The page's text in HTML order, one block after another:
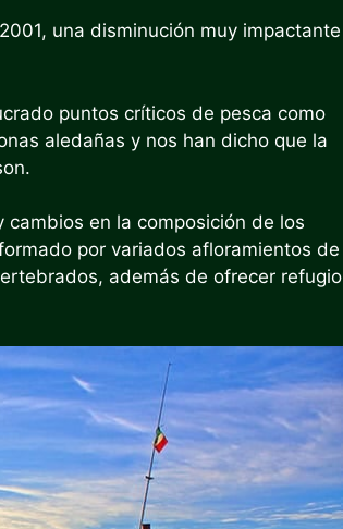
una disminución muy impactante
puntos críticos de pesca como
aledañas y nos han dicho que la
en la composición de los
por variados afloramientos de
además de ofrecer refugio